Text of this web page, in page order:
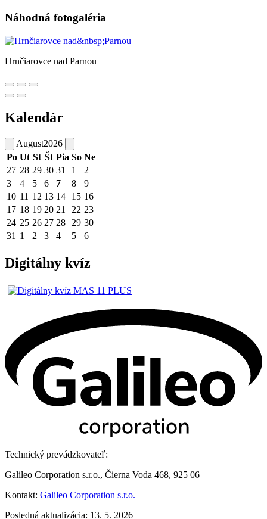
Náhodná fotogaléria
Hrnčiarovce nad Parnou
Kalendár
August2026
Po Ut St Št Pia So Ne
27 28 29 30 31 1
2
3
4 5 6 7 8
9
10 11 12 13 14 15 16
17 18 19 20 21 22 23
24 25 26 27 28 29 30
31 1 2 3 4 5 6
Digitálny kvíz
Technický prevádzkovateľ:
Galileo Corporation s.r.o., Čierna Voda 468, 925 06
Kontakt: Galileo Corporation s.r.o.
Posledná aktualizácia: 13. 5. 2026